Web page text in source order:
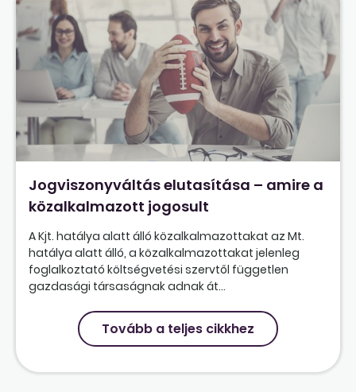
Jogviszonyváltás elutasítása – amire a
közalkalmazott jogosult
A Kjt. hatálya alatt álló közalkalmazottakat az Mt.
hatálya alatt álló, a közalkalmazottakat jelenleg
foglalkoztató költségvetési szervtől független
gazdasági társaságnak adnak át...
Tovább a teljes cikkhez